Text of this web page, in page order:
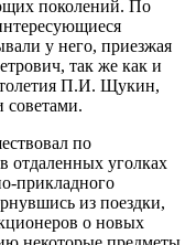
поколений. По
у него, приезжая
так же как и
П.И. Щукин,
советами.
по
отдаленных уголках
прикладного
из поездки,
о новых